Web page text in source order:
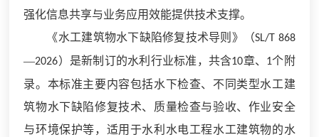
强化信息共享与业务应用效能提供技术支撑。
《水工建筑物水下缺陷修复技术导则》（SL/T 868
—2026）是新制订的水利行业标准，共含10章、 1个附
录。本标准主要内容包括水下检查、不同类型水工建
筑物水下缺陷修复技术、质量检查与验收、作业安全
与环境保护等，适用于水利水电工程水工建筑物的水